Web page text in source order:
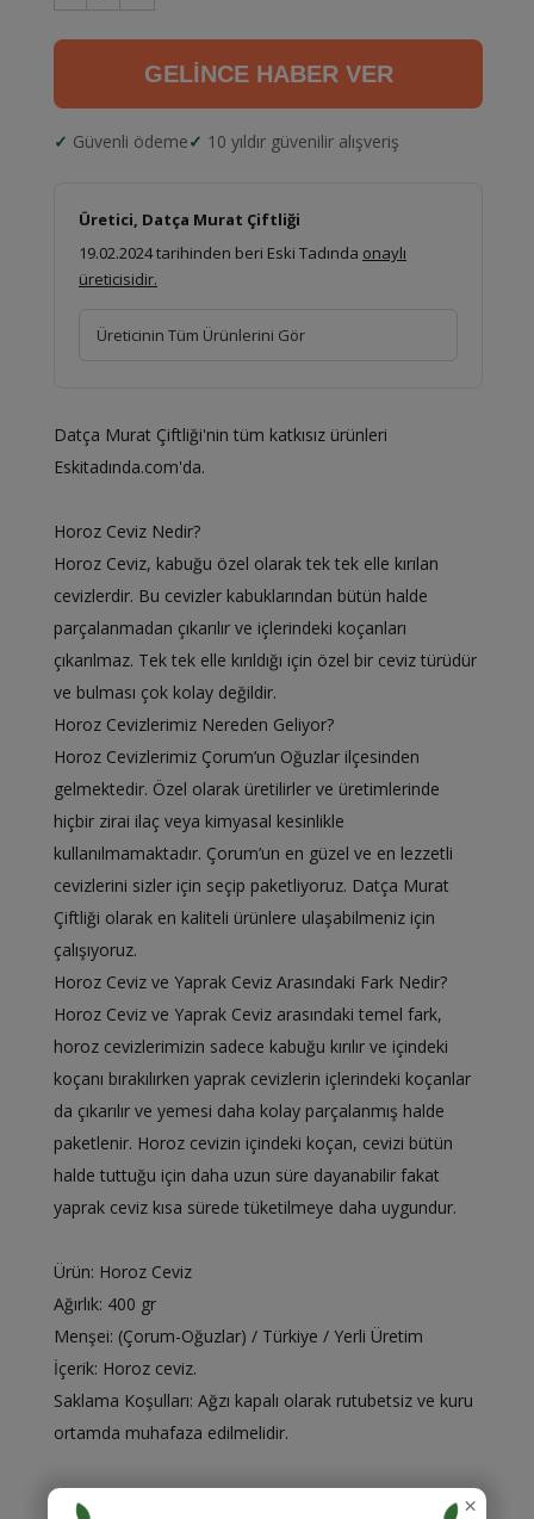
GELİNCE HABER VER
Güvenli ödeme 10 yıldır güvenilir alışveriş
Üretici, Datça Murat Çiftliği
19.02.2024 tarihinden beri Eski Tadında onaylı
üreticisidir.
Üreticinin Tüm Ürünlerini Gör
Datça Murat Çiftliği'nin tüm katkısız ürünleri
Eskitadında.com'da.
Horoz Ceviz Nedir?
Horoz Ceviz, kabuğu özel olarak tek tek elle kırılan
cevizlerdir. Bu cevizler kabuklarından bütün halde
parçalanmadan çıkarılır ve içlerindeki koçanları
çıkarılmaz. Tek tek elle kırıldığı için özel bir ceviz türüdür
ve bulması çok kolay değildir.
Horoz Cevizlerimiz Nereden Geliyor?
Horoz Cevizlerimiz Çorum’un Oğuzlar ilçesinden
gelmektedir. Özel olarak üretilirler ve üretimlerinde
hiçbir zirai ilaç veya kimyasal kesinlikle
kullanılmamaktadır. Çorum’un en güzel ve en lezzetli
cevizlerini sizler için seçip paketliyoruz. Datça Murat
Çiftliği olarak en kaliteli ürünlere ulaşabilmeniz için
çalışıyoruz.
Horoz Ceviz ve Yaprak Ceviz Arasındaki Fark Nedir?
Horoz Ceviz ve Yaprak Ceviz arasındaki temel fark,
horoz cevizlerimizin sadece kabuğu kırılır ve içindeki
koçanı bırakılırken yaprak cevizlerin içlerindeki koçanlar
da çıkarılır ve yemesi daha kolay parçalanmış halde
paketlenir. Horoz cevizin içindeki koçan, cevizi bütün
halde tuttuğu için daha uzun süre dayanabilir fakat
yaprak ceviz kısa sürede tüketilmeye daha uygundur.
Ürün: Horoz Ceviz
Ağırlık: 400 gr
Menşei: (Çorum-Oğuzlar) / Türkiye / Yerli Üretim
İçerik: Horoz ceviz.
Saklama Koşulları: Ağzı kapalı olarak rutubetsiz ve kuru
ortamda muhafaza edilmelidir.
Afiyet olsun.
×